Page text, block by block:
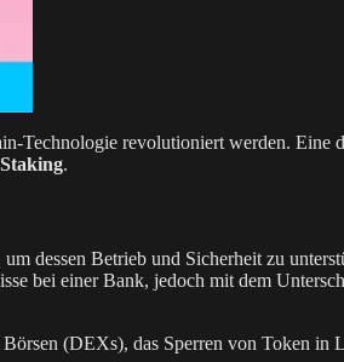
Technologie revolutioniert werden. Eine
.
dessen Betrieb und Sicherheit zu
bei einer Bank, jedoch mit dem
(DEXs), das Sperren von Token in